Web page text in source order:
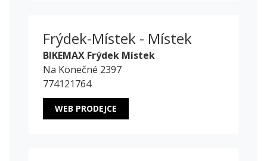
Frýdek-Místek - Místek
BIKEMAX Frýdek Místek
Na Konečné 2397
774121764
WEB PRODEJCE